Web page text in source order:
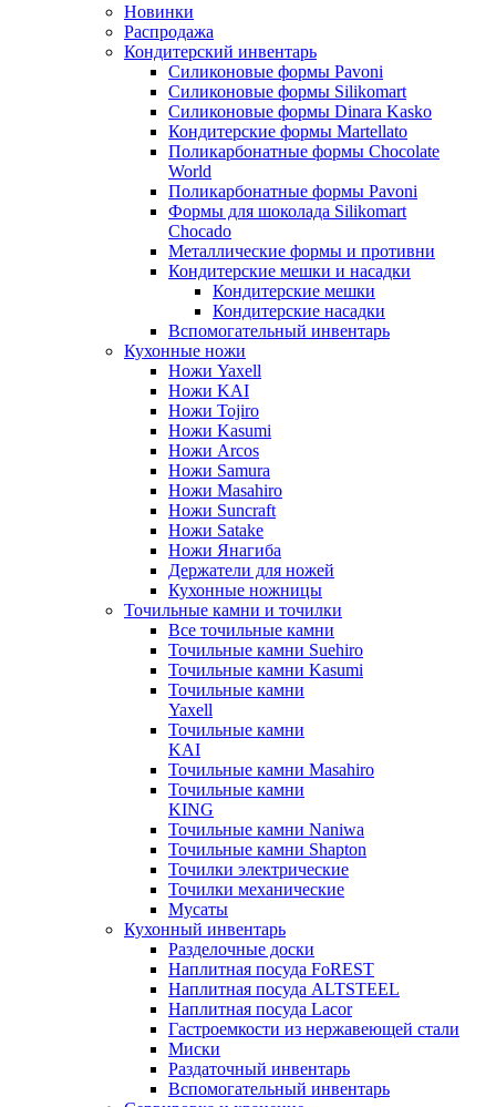
Новинки
Распродажа
Кондитерский инвентарь
Силиконовые формы Pavoni
Силиконовые формы Silikomart
Силиконовые формы Dinara Kasko
Кондитерские формы Martellato
Поликарбонатные формы Chocolate
World
Поликарбонатные формы Pavoni
Формы для шоколада Silikomart
Chocado
Металлические формы и противни
Кондитерские мешки и насадки
Кондитерские мешки
Кондитерские насадки
Вспомогательный инвентарь
Кухонные ножи
Ножи Yaxell
Ножи KAI
Ножи Tojiro
Ножи Kasumi
Ножи Arcos
Ножи Samura
Ножи Masahiro
Ножи Suncraft
Ножи Satake
Ножи Янагиба
Держатели для ножей
Кухонные ножницы
Точильные камни и точилки
Все точильные камни
Точильные камни Suehiro
Точильные камни Kasumi
Точильные камни
Yaxell
Точильные камни
KAI
Точильные камни Masahiro
Точильные камни
KING
Точильные камни Naniwa
Точильные камни Shapton
Точилки электрические
Точилки механические
Мусаты
Кухонный инвентарь
Разделочные доски
Наплитная посуда FoREST
Наплитная посуда ALTSTEEL
Наплитная посуда Lacor
Гастроемкости из нержавеющей стали
Миски
Раздаточный инвентарь
Вспомогательный инвентарь